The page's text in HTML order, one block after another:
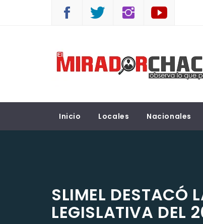
EL MIRADOR CHACO
Inicio Locales Nacionales
SLIMEL DESTACÓ
LEGISLATIVA DEL